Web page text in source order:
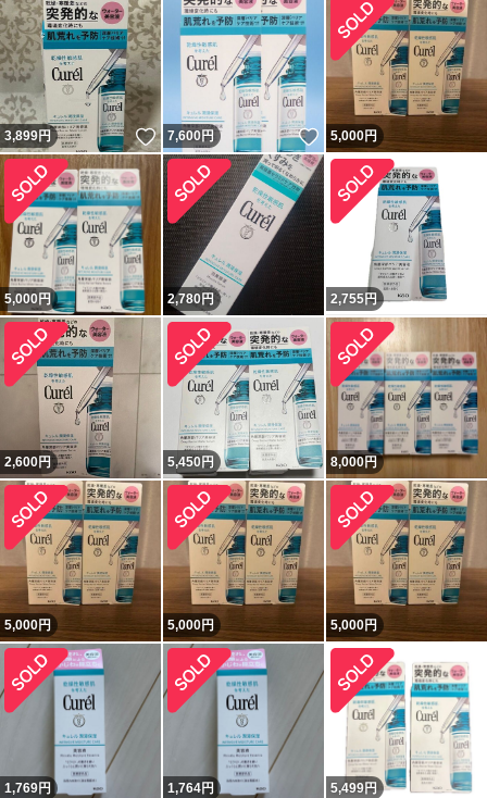
3,899円 いいね！
7,600円 いいね！
5,000円
5,000円 2,780円 2,755円
2,600円 5,450 円 8,000円
5,000円 5,000円 5,000円
1,769円 1,764円 5,499円